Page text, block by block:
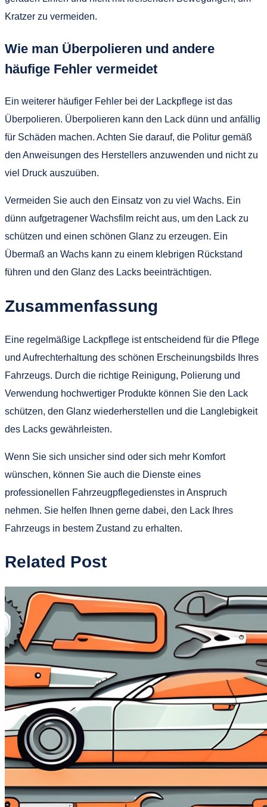
Kratzer zu vermeiden.
Wie man Überpolieren und andere
häufige Fehler vermeidet
Ein weiterer häufiger Fehler bei der Lackpflege ist das
Überpolieren. Überpolieren kann den Lack dünn und anfällig
für Schäden machen. Achten Sie darauf, die Politur gemäß
den Anweisungen des Herstellers anzuwenden und nicht zu
viel Druck auszuüben.
Vermeiden Sie auch den Einsatz von zu viel Wachs. Ein
dünn aufgetragener Wachsfilm reicht aus, um den Lack zu
schützen und einen schönen Glanz zu erzeugen. Ein
Übermaß an Wachs kann zu einem klebrigen Rückstand
führen und den Glanz des Lacks beeinträchtigen.
Zusammenfassung
Eine regelmäßige Lackpflege ist entscheidend für die Pflege
und Aufrechterhaltung des schönen Erscheinungsbilds Ihres
Fahrzeugs. Durch die richtige Reinigung, Polierung und
Verwendung hochwertiger Produkte können Sie den Lack
schützen, den Glanz wiederherstellen und die Langlebigkeit
des Lacks gewährleisten.
Wenn Sie sich unsicher sind oder sich mehr Komfort
wünschen, können Sie auch die Dienste eines
professionellen Fahrzeugpflegedienstes in Anspruch
nehmen. Sie helfen Ihnen gerne dabei, den Lack Ihres
Fahrzeugs in bestem Zustand zu erhalten.
Related Post